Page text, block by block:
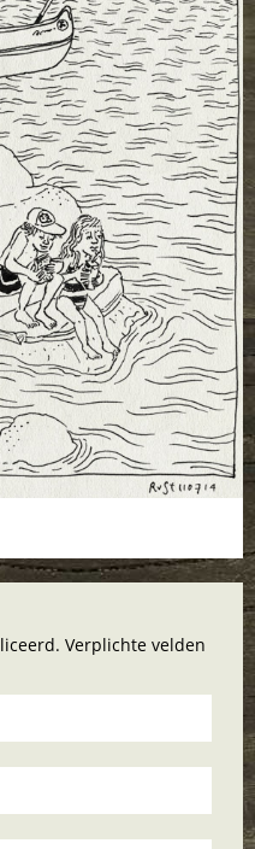
Verplichte velden